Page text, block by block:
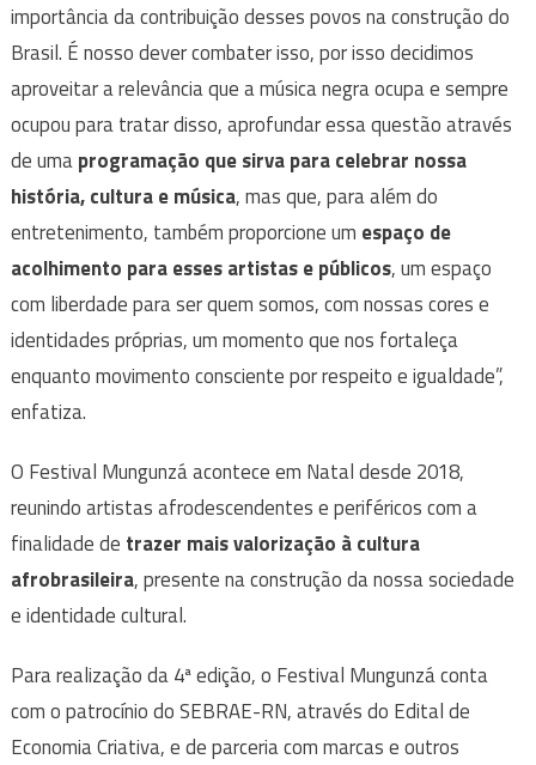
importância da contribuição desses povos na construção do
Brasil. É nosso dever combater isso, por isso decidimos
aproveitar a relevância que a música negra ocupa e sempre
ocupou para tratar disso, aprofundar essa questão através
de umaprogramação que sirva para celebrar nossa
história, cultura e música, mas que, para além do
entretenimento, também proporcione um espaço de
acolhimento para esses artistas e públicos, um espaço
com liberdade para ser quem somos, com nossas cores e
identidades próprias, um momento que nos fortaleça
enquanto movimento consciente por respeito e igualdade”,
enfatiza.
O Festival Mungunzá acontece em Natal desde 2018,
reunindo artistas afrodescendentes e periféricos com a
finalidade de trazer mais valorização à cultura
afrobrasileira, presente na construção da nossa sociedade
e identidade cultural.
Para realização da 4ª edição, o Festival Mungunzá conta
com o patrocínio do SEBRAE-RN, através do Edital de
Economia Criativa, e de parceria com marcas e outros